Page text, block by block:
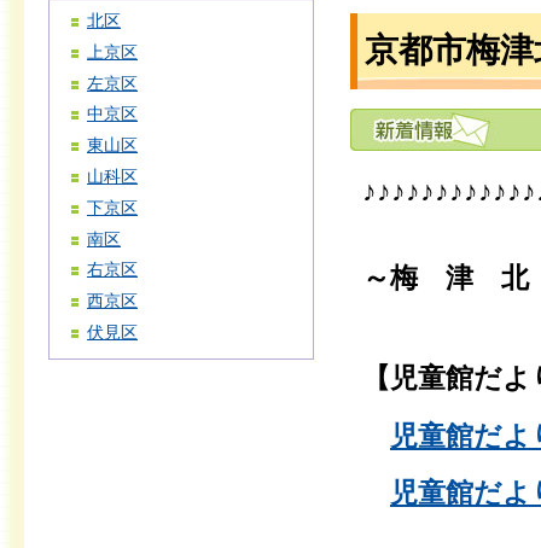
北区
上京区
左京区
中京区
東山区
山科区
下京区
南区
右京区
西京区
伏見区
京都市梅
～梅 津
【児童館だ
児童館だよ
児童館だよ